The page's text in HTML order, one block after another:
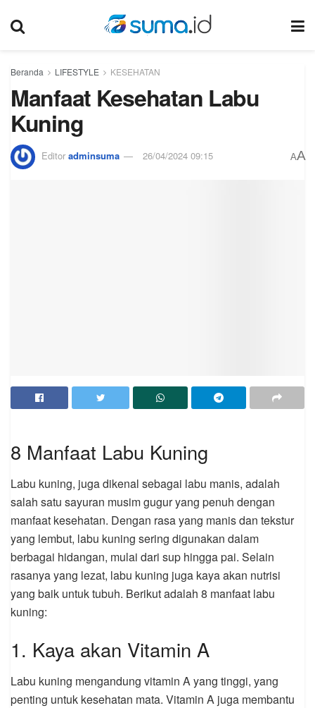
Beranda LIFESTYLE KESEHATAN
Manfaat Kesehatan Labu
Kuning
Editor adminsuma 26/04/2024 09:15 AA
8 Manfaat Labu Kuning
Labu kuning, juga dikenal sebagai labu manis, adalah
salah satu sayuran musim gugur yang penuh dengan
manfaat kesehatan. Dengan rasa yang manis dan tekstur
yang lembut, labu kuning sering digunakan dalam
berbagai hidangan, mulai dari sup hingga pai. Selain
rasanya yang lezat, labu kuning juga kaya akan nutrisi
yang baik untuk tubuh. Berikut adalah 8 manfaat labu
kuning:
1. Kaya akan Vitamin A
Labu kuning mengandung vitamin A yang tinggi, yang
penting untuk kesehatan mata. Vitamin A juga membantu